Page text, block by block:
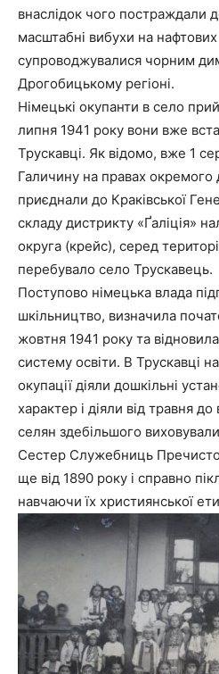
внаслідок чого постраждали
масштабні вибухи на
супроводжувалися чорним
Дрогобицькому регіоні.
Німецькі окупанти в село
липня 1941 року вони вже
Трускавці. Як відомо, вже 1
Галичину на правах окремого
приєднали до Краківської
складу дистрикту «Ґаліція»
округа (крейс), серед
перебувало село Трускавець.
Поступово німецька влада
шкільництво, визначила
жовтня 1941 року та
систему освіти. В Трускавці
окупації діяли дошкільні
характер і діяли від травня
селян здебільшого
Сестер Служебниць
ще від 1890 року і справно
навчаючи їх християнської